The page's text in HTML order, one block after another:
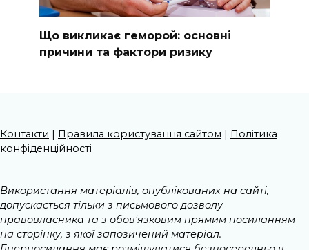
Що викликає геморой: основні
причини та фактори ризику
Контакти | Правила користування сайтом | Політика
конфіденційності
Використання матеріалів, опублікованих на сайті,
допускається тільки з письмового дозволу
правовласника та з обов'язковим прямим посиланням
на сторінку, з якої запозичений матеріал.